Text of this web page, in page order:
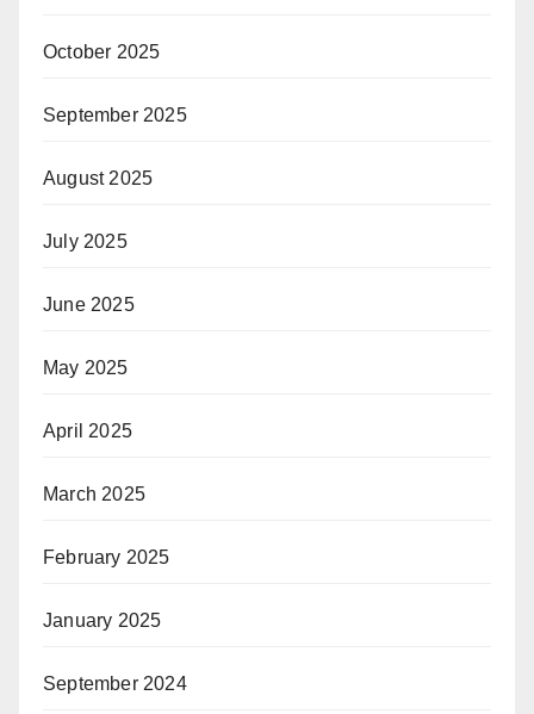
October 2025
September 2025
August 2025
July 2025
June 2025
May 2025
April 2025
March 2025
February 2025
January 2025
September 2024